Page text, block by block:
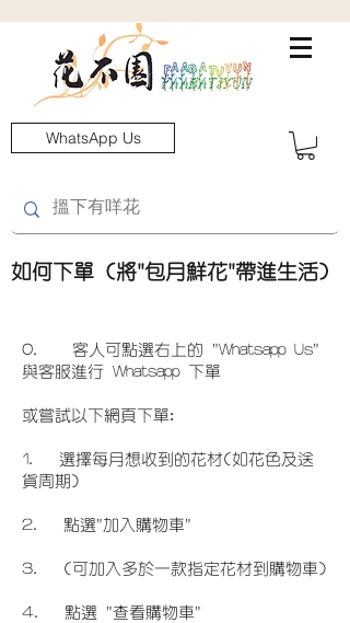
WhatsApp Us
如何下單 (將"包月鮮花"帶進生活)
0. 客人可點選右上的 "Whatsapp Us"
與客服進行 Whatsapp 下單
​或嘗試以下網頁下單:
1. 選擇每月想收到的花材(如花色及送
貨周期)
2. 點選"加入購物車"
3. (可加入多於一款指定花材到購物車)
4. 點選 "查看購物車"